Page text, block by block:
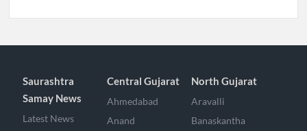
Saurashtra
Samay News
Latest News
Central Gujarat
Ahmedabad
Anand
North Gujarat
Aravalli
Banaskantha